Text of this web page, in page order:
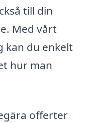
till din
Med vårt
kan du enkelt
hur man
offerter